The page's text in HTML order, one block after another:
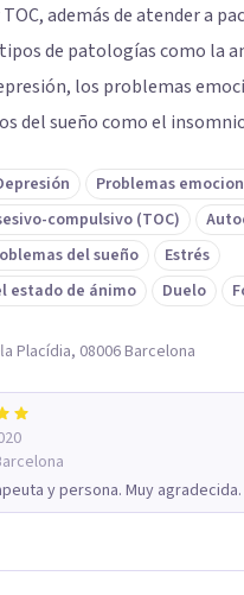
además de atender a
de patologías como la
los problemas
del sueño como el
Problemas
compulsivo (TOC)
del sueño
Estrés
estado de ánimo
Duelo
Placídia, 08006 Barcelona
y persona. Muy agradecida.